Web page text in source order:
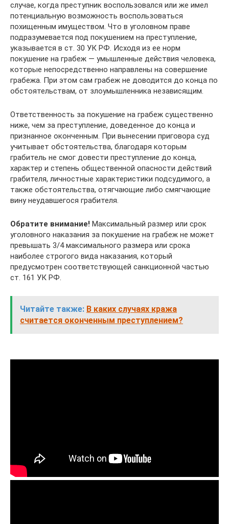
случае, когда преступник воспользовался или же имел
потенциальную возможность воспользоваться
похищенным имуществом. Что в уголовном праве
подразумевается под покушением на преступление,
указывается в ст. 30 УК РФ. Исходя из ее норм
покушение на грабеж — умышленные действия человека,
которые непосредственно направлены на совершение
грабежа. При этом сам грабеж не доводится до конца по
обстоятельствам, от злоумышленника независящим.
Ответственность за покушение на грабеж существенно
ниже, чем за преступление, доведенное до конца и
признанное оконченным. При вынесении приговора суд
учитывает обстоятельства, благодаря которым
грабитель не смог довести преступление до конца,
характер и степень общественной опасности действий
грабителя, личностные характеристики подсудимого, а
также обстоятельства, отягчающие либо смягчающие
вину неудавшегося грабителя.
Обратите внимание! Максимальный размер или срок
уголовного наказания за покушение на грабеж не может
превышать 3/4 максимального размера или срока
наиболее строгого вида наказания, который
предусмотрен соответствующей санкционной частью
ст. 161 УК РФ.
Читайте также: В каких случаях кража
считается оконченным преступлением?